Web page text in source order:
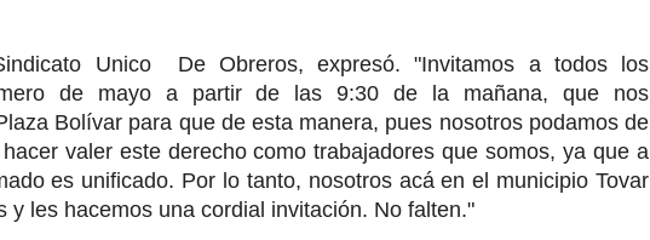
Unico  De Obreros, expresó. "Invitamos a todos los
de mayo a partir de las 9:30 de la mañana, que nos
Bolívar para que de esta manera, pues nosotros podamos de
valer este derecho como trabajadores que somos, ya que a
es unificado. Por lo tanto, nosotros acá en el municipio Tovar
y les hacemos una cordial invitación. No falten."